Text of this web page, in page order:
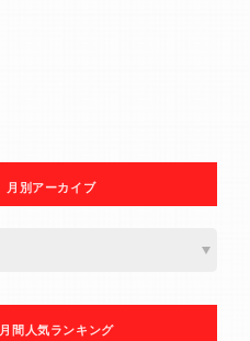
月別アーカイブ
月間人気ランキング